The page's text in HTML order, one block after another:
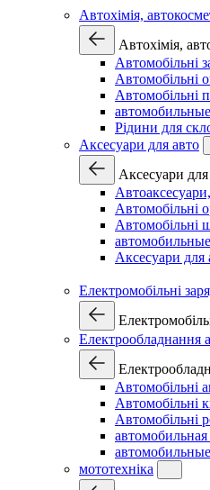
Автохімія,
Автохімія,
Автомобільні
Автомобільні
Автомобільні
Рідини для
Аксесуари для авто
Аксесуари
Автомобільні
Автомобільні
Аксесуари для
Електромобільні
Електрообладнання
Автомобільні
Автомобільні
Автомобільні
мототехніка